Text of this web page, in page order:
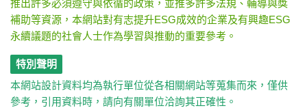
推出許多必須遵守與依循的政策，並推多許多法規、輔導與獎
補助等資源，本網站對有志提升ESG成效的企業及有興趣ESG
永續議題的社會人士作為學習與推動的重要參考。
特別聲明
本網站設計資料均為執行單位從各相關網站等蒐集而來，僅供
參考，引用資料時，請向有關單位洽詢其正確性。